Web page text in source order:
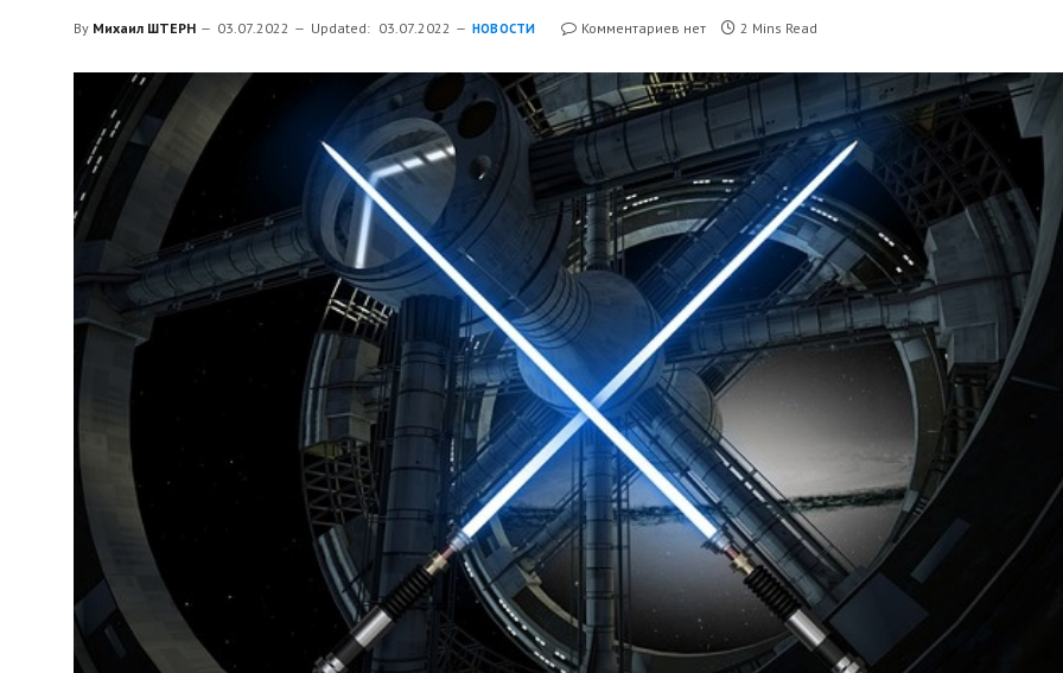
By Михаил ШТЕРН 03.07.2022 Updated: 03.07.2022 НОВОСТИ Комментариев нет 2 Mins Read